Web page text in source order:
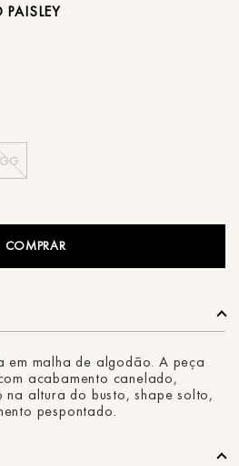
GG
COMPRAR
em malha de algodão. A peça
acabamento canelado,
na altura do busto, shape solto,
pespontado.